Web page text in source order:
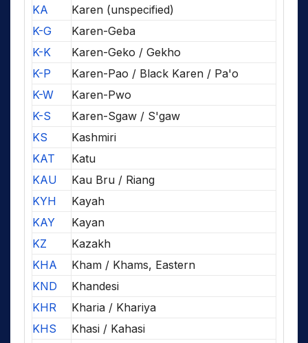
KA
Karen (unspecified)
K-G
Karen-Geba
K-K
Karen-Geko / Gekho
K-P
Karen-Pao / Black Karen / Pa'o
K-W
Karen-Pwo
K-S
Karen-Sgaw / S'gaw
KS
Kashmiri
KAT
Katu
KAU
Kau Bru / Riang
KYH
Kayah
KAY
Kayan
KZ
Kazakh
KHA
Kham / Khams, Eastern
KND
Khandesi
KHR
Kharia / Khariya
KHS
Khasi / Kahasi